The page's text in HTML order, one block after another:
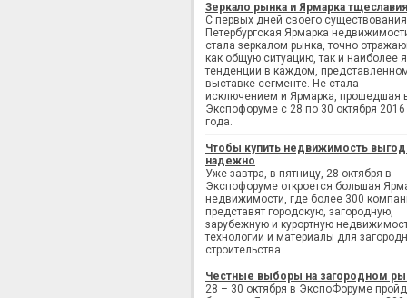
Зеркало рынка и Ярмарка тщеславия
С первых дней своего существования
Петербургская Ярмарка
стала зеркалом рынка, точно
как общую ситуацию, так и наиболее
тенденции в каждом,
выставке сегменте. Не стала
исключением и Ярмарка, прошедшая
Экспофоруме с 28 по 30 октября 2016
года.
Чтобы купить недвижимость
надежно
Уже завтра, в пятницу, 28 октября в
Экспофоруме откроется большая
недвижимости, где более 300
представят городскую, загородную,
зарубежную и курортную
технологии и материалы для
строительства.
Честные выборы на загородном
28 – 30 октября в ЭкспоФоруме